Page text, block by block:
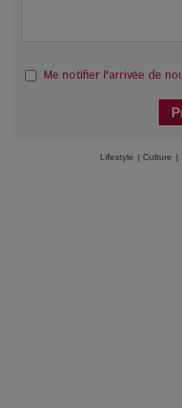
Me notifier l'arrivée de
Lifestyle | Culture |